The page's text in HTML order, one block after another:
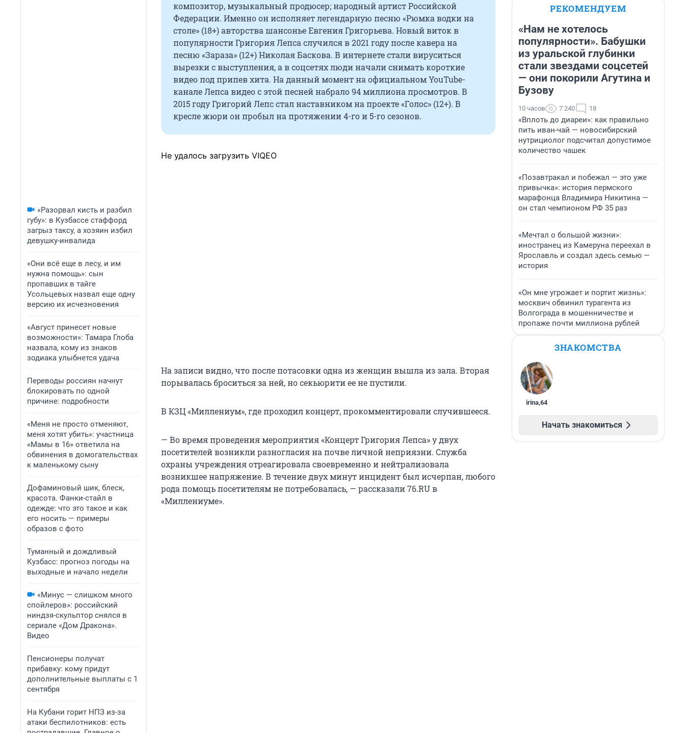
«Разорвал кисть и разбил
губу»: в Кузбассе стаффорд
загрыз таксу, а хозяин избил
девушку-инвалида
«Они всё еще в лесу, и им
нужна помощь»: сын
пропавших в тайге
Усольцевых назвал еще одну
версию их исчезновения
«Август принесет новые
возможности»: Тамара Глоба
назвала, кому из знаков
зодиака улыбнется удача
Переводы россиян начнут
блокировать по одной
причине: подробности
«Меня не просто отменяют,
меня хотят убить»: участница
«Мамы в 16» ответила на
обвинения в домогательствах
к маленькому сыну
Дофаминовый шик, блеск,
красота. Фанки-стайл в
одежде: что это такое и как
его носить — примеры
образов с фото
Туманный и дождливый
Кузбасс: прогноз погоды на
выходные и начало недели
«Минус — слишком много
спойлеров»: российский
ниндзя-скульптор снялся в
сериале «Дом Дракона».
Видео
Пенсионеры получат
прибавку: кому придут
дополнительные выплаты с 1
сентября
На Кубани горит НПЗ из-за
атаки беспилотников: есть
композитор, музыкальный продюсер; народный артист Российской
Федерации. Именно он исполняет легендарную песню «Рюмка водки на
столе» (18+) авторства шансонье Евгения Григорьева. Новый виток в
популярности Григория Лепса случился в 2021 году после кавера на
песню «Зараза» (12+) Николая Баскова. В интернете стали вируситься
вырезки с выступления, а в соцсетях люди начали снимать короткие
видео под припев хита. На данный момент на официальном YouTube-
канале Лепса видео с этой песней набрало 94 миллиона просмотров. В
2015 году Григорий Лепс стал наставником на проекте «Голос» (12+). В
кресле жюри он пробыл на протяжении 4-го и 5-го сезонов.
Не удалось загрузить VIQEO
На записи видно, что после потасовки одна из женщин вышла из зала. Вторая
порывалась броситься за ней, но секьюрити ее не пустили.
В КЗЦ «Миллениум», где проходил концерт, прокомментировали случившееся.
— Во время проведения мероприятия «Концерт Григория Лепса» у двух
посетителей возникли разногласия на почве личной неприязни. Служба
охраны учреждения отреагировала своевременно и нейтрализовала
возникшее напряжение. В течение двух минут инцидент был исчерпан, любого
рода помощь посетителям не потребовалась, — рассказали 76.RU в
«Миллениуме».
РЕКОМЕНДУЕМ
«Нам не хотелось
популярности». Бабушки
из уральской глубинки
стали звездами соцсетей
— они покорили Агутина и
Бузову
10 часов 7 240 18
«Вплоть до диареи»: как правильно
пить иван-чай — новосибирский
нутрициолог подсчитал допустимое
количество чашек
«Позавтракал и побежал — это уже
привычка»: история пермского
марафонца Владимира Никитина —
он стал чемпионом РФ 35 раз
«Мечтал о большой жизни»:
иностранец из Камеруна переехал в
Ярославль и создал здесь семью —
история
«Он мне угрожает и портит жизнь»:
москвич обвинил турагента из
Волгограда в мошенничестве и
пропаже почти миллиона рублей
ЗНАКОМСТВА
irina,64
Начать знакомиться